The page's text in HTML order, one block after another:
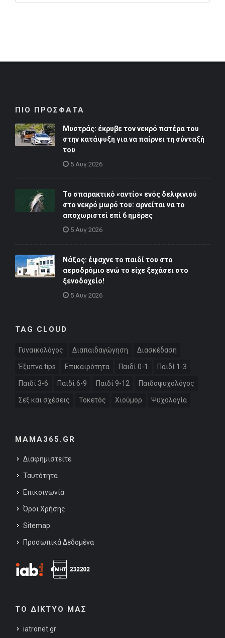
ΠΙΟ ΠΡΟΣΦΑΤΑ
Μυστράς: έκρυβε τον νεκρό πατέρα του
στην κατάψυξη για να παίρνει τη σύνταξή
του
5 Αυγ 2026
Το σπαρακτικό «αντίο» ενός δελφινιού
στο νεκρό μωρό του: αρνείται να το
αποχωριστεί επί 6 ημέρες
5 Αυγ 2026
Νάξος: έψαχνε το παιδί του στο
αεροδρόμιο ενώ το είχε ξεχάσει στο
ξενοδοχείο!
5 Αυγ 2026
TAG CLOUD
Γυναικολόγος Διαπαιδαγώγηση Διασκέδαση
Έξυπνα tips Επικαιρότητα Παιδί 0-1 Παιδί 1-3
Παιδί 3-6 Παιδί 6-9 Παιδί 9-12 Παιδοψυχολόγος
Σεξ και σχέσεις Τοκετός Χιούμορ Ψυχολογία
MAMA365.GR
Διαφημιστείτε
Ταυτότητα
Επικοινωνία
Όροι Χρήσης
Sitemap
Προσωπικά Δεδομένα
ΤΟ ΔΙΚΤΥΟ ΜΑΣ
iatronet.gr